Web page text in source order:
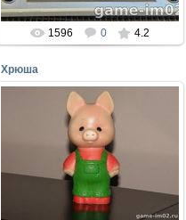
1596 0 4.2
Хрюша
27.01.2017
Хрюша - герой из передачи
СПОКОЙНОЙ НОЧИ МАЛЫШИ!
Завод резиновых игрушек Москва
1988г.
perepelin